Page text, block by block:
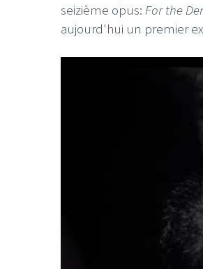
seizième opus: For the
aujourd'hui un premier